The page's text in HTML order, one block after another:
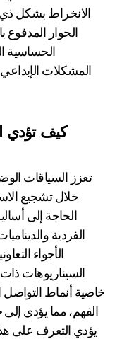
ما هي
في
غالبًا ما تظهر
الحوار
المشكلات
الانخراط بشكل ذي
الحوار المدفوع